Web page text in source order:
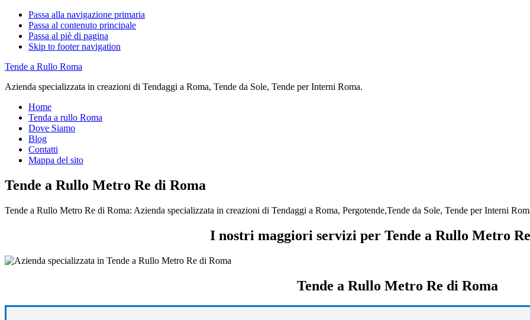
Passa alla navigazione primaria
Passa al contenuto principale
Passa al piè di pagina
Skip to footer navigation
Tende a Rullo Roma
Azienda specializzata in creazioni di Tendaggi a Roma, Tende da Sole, Tende per Interni Roma.
Home
Tenda a rullo Roma
Dove Siamo
Blog
Contatti
Mappa del sito
Tende a Rullo Metro Re di Roma
Tende a Rullo Metro Re di Roma: Azienda specializzata in creazioni di Tendaggi a Roma, Pergotende,Tende da Sole, Tende per Interni
I nostri maggiori servizi per Tende a Rullo Metro
Tende a Rullo Metro Re di Roma